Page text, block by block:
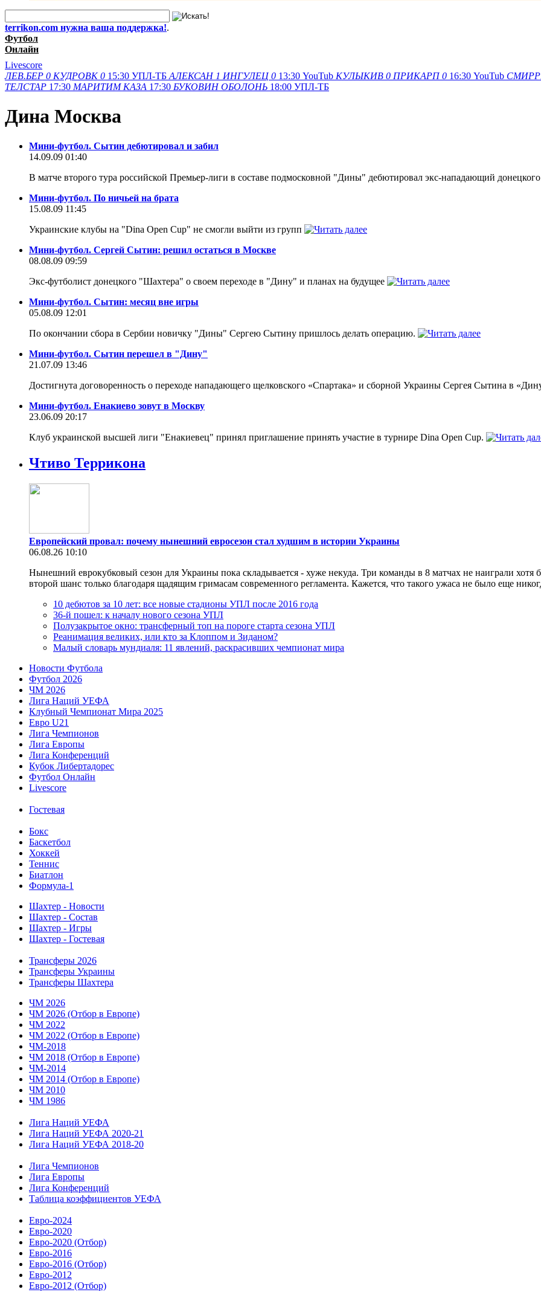
terrikon.com нужна ваша поддержка!.
Футбол
Онлайн
Livescore
ЛЕВ.БЕР 0 КУДРОВК 0 15:30 УПЛ-ТБ АЛЕКСАН 1 ИНГУЛЕЦ 0 13:30 YouTub КУЛЫКИВ 0 ПРИКАРП 0 16:30 YouTub
ТЕЛСТАР 17:30 МАРИТИМ КАЗА 17:30 БУКОВИН ОБОЛОНЬ 18:00 УПЛ-ТБ
Дина Москва
Мини-футбол. Сытин дебютировал и забил
14.09.09 01:40
В матче второго тура российской Премьер-лиги в составе подмосковной "Дины" дебютировал экс-нападающий
Мини-футбол. По ничьей на брата
15.08.09 11:45
Украинские клубы на "Dina Open Cup" не смогли выйти из групп
Мини-футбол. Сергей Сытин: решил остаться в Москве
08.08.09 09:59
Экс-футболист донецкого "Шахтера" о своем переходе в "Дину" и планах на будущее
Мини-футбол. Сытин: месяц вне игры
05.08.09 12:01
По окончании сбора в Сербии новичку "Дины" Сергею Сытину пришлось делать операцию.
Мини-футбол. Сытин перешел в "Дину"
21.07.09 13:46
Достигнута договоренность о переходе нападающего щелковского «Спартака» и сборной Украины Сергея Сытина в
Мини-футбол. Енакиево зовут в Москву
23.06.09 20:17
Клуб украинской высшей лиги "Енакиевец" принял приглашение принять участие в турнире Dina Open Cup.
Чтиво Террикона
Европейский провал: почему нынешний евросезон стал худшим в истории Украины
06.08.26 10:10
Нынешний еврокубковый сезон для Украины пока складывается - хуже некуда. Три команды в 8 матчах не наиграли
второй шанс только благодаря щадящим гримасам современного регламента. Кажется, что такого ужаса не было еще
10 дебютов за 10 лет: все новые стадионы УПЛ после 2016 года
36-й пошел: к началу нового сезона УПЛ
Полузакрытое окно: трансферный топ на пороге старта сезона УПЛ
Реанимация великих, или кто за Клоппом и Зиданом?
Малый словарь мундиаля: 11 явлений, раскрасивших чемпионат мира
Новости Футбола
Футбол 2026
ЧМ 2026
Лига Наций УЕФА
Клубный Чемпионат Мира 2025
Евро U21
Лига Чемпионов
Лига Европы
Лига Конференций
Кубок Либертадорес
Футбол Онлайн
Livescore
Гостевая
Бокс
Баскетбол
Хоккей
Теннис
Биатлон
Формула-1
Шахтер - Новости
Шахтер - Состав
Шахтер - Игры
Шахтер - Гостевая
Трансферы 2026
Трансферы Украины
Трансферы Шахтера
ЧМ 2026
ЧМ 2026 (Отбор в Европе)
ЧМ 2022
ЧМ 2022 (Отбор в Европе)
ЧМ-2018
ЧМ 2018 (Отбор в Европе)
ЧМ-2014
ЧМ 2014 (Отбор в Европе)
ЧМ 2010
ЧМ 1986
Лига Наций УЕФА
Лига Наций УЕФА 2020-21
Лига Наций УЕФА 2018-20
Лига Чемпионов
Лига Европы
Лига Конференций
Таблица коэффициентов УЕФА
Евро-2024
Евро-2020
Евро-2020 (Отбор)
Евро-2016
Евро-2016 (Отбор)
Евро-2012
Евро-2012 (Отбор)